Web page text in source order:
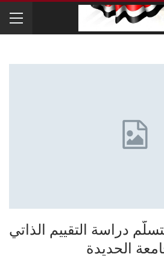
دراسة التقييم الذاتي
الحديدة